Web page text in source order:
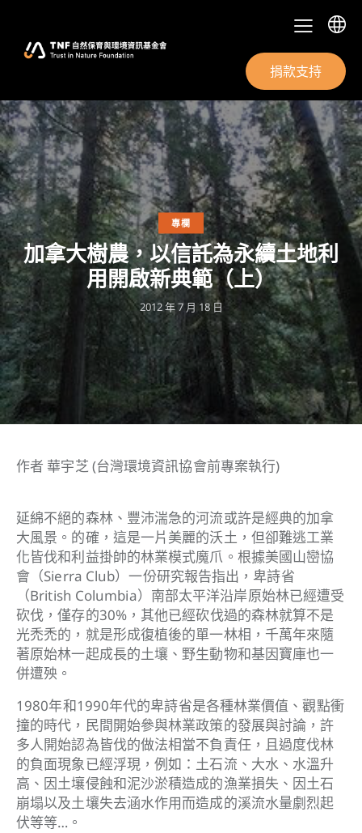
捐款支持
專欄
加拿大樹農，以信託為永續土地利
用開啟新典範（上）
2012 年 7 月 18 日
作者 華宇芝 (台灣環境資訊協會前專案執行)
延綿不絕的森林、豐沛湍急的河流或許是經典的加拿
大風景。的確，這是一片美麗的沃土，但卻難逃工業
化皆伐和利益掛帥的林業模式魔爪。根據美國山巒協
會（Sierra Club）一份研究報告指出，卑詩省
（British Columbia）南部太平洋沿岸原始林已經遭受
砍伐，僅存的30%，其他已經砍伐過的森林就算不是
光禿禿的，就是形成復植後的單一林相，千萬年來隨
著原始林一起成長的土壤、野生動物和基因寶庫也一
併遭殃。
1980年和1990年代的卑詩省是各種林業價值、觀點衝
撞的時代，民間開始參與林業政策的發展與討論，許
多人開始認為皆伐的做法相當不負責任，且過度伐林
的負面現象已經浮現，例如：土石流、大水、水溫升
高、因土壤侵蝕和泥沙淤積造成的漁業損失、因土石
崩塌以及土壤失去涵水作用而造成的溪流水量劇烈起
伏等等…。